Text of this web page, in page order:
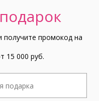
получите промокод на
15 000 руб.